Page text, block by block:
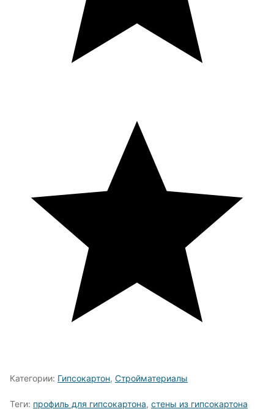
Категории: Гипсокартон, Стройматериалы
Теги: профиль для гипсокартона, стены из гипсокартона